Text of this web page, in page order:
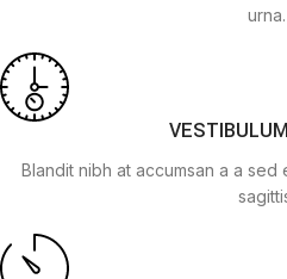
urna.
Blandit nibh at accumsan a a sed